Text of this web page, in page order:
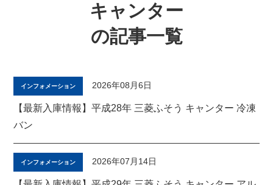
キャンター
の記事一覧
インフォメーション 2026年08月6日
【最新入庫情報】平成28年 三菱ふそう キャンター 冷凍
バン
インフォメーション 2026年07月14日